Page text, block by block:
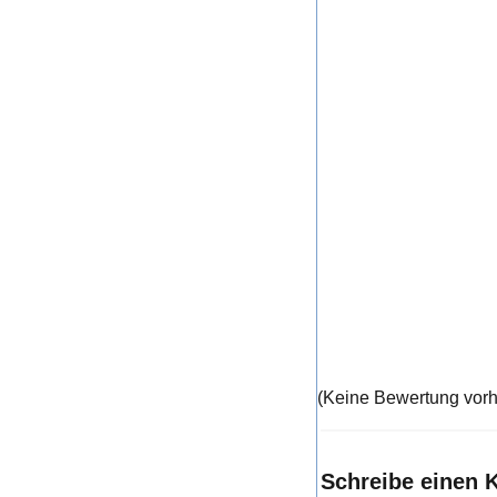
(Keine Bewertung
Schreibe einen